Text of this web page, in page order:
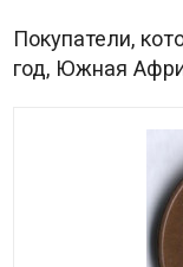
Покупатели,
год, Южная